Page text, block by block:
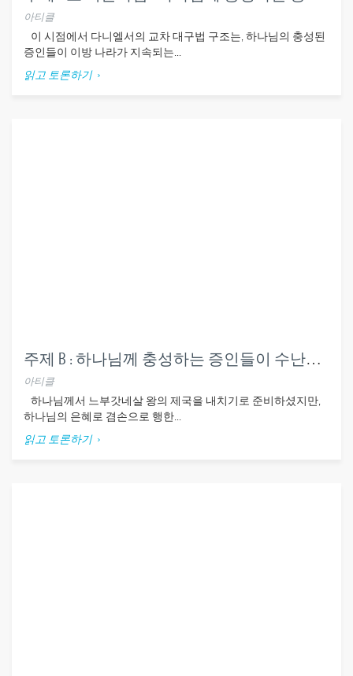
아티클
이 시점에서 다니엘서의 교차 대구법 구조는, 하나님의 충성된
증인들이 이방 나라가 지속되는...
읽고 토론하기
주제 B : 하나님께 충성하는 증인들이 수난을 겪고 상급을 받다 (단3장)
아티클
하나님께서 느부갓네살 왕의 제국을 내치기로 준비하셨지만,
하나님의 은혜로 겸손으로 행한...
읽고 토론하기